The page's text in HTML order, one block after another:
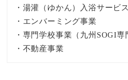
・湯灌（ゆかん）入浴サービ
・エンバーミング事業
・専門学校事業（九州SOGI専
・不動産事業